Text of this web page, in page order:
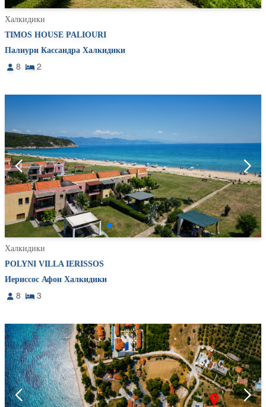
Халкидики
TIMOS HOUSE PALIOURI
Палиури Кассандра Халкидики
8 2
Халкидики
POLYNI VILLA IERISSOS
Иериссос Афон Халкидики
8 3